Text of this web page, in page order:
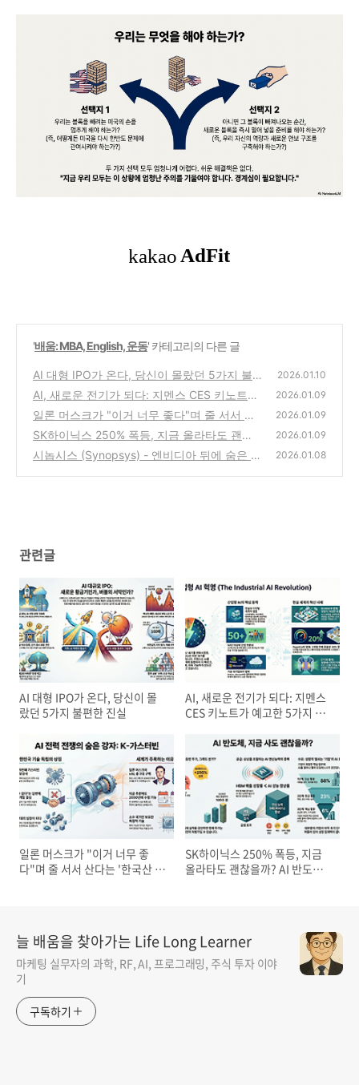
'배움: MBA, English, 운동' 카테고리의 다른 글
AI 대형 IPO가 온다, 당신이 몰랐던 5가지 불
편한 진실
(6)
2026.01.10
AI, 새로운 전기가 되다: 지멘스 CES 키노트가
예고한 5가지 산업 혁명의 미래
(7)
2026.01.09
일론 머스크가 "이거 너무 좋다"며 줄 서서 산
다는 '한국산 기계'의 정체: AI 시대의 숨은 주
인공
(4)
2026.01.09
SK하이닉스 250% 폭등, 지금 올라타도 괜찮
을까? AI 반도체의 미래를 가늠할 3가지 핵심
2026.01.09
시놉시스 (Synopsys) - 엔비디아 뒤에 숨은 진
2026.01.08
관련글
AI 대형 IPO가 온다, 당신이 몰
랐던 5가지 불편한 진실
AI, 새로운 전기가 되다: 지멘스
CES 키노트가 예고한 5가지 산
일론 머스크가 "이거 너무 좋
다"며 줄 서서 산다는 '한국산 기
SK하이닉스 250% 폭등, 지금
올라타도 괜찮을까? AI 반도체
늘 배움을 찾아가는 Life Long Learner
마케팅 실무자의 과학, RF, AI, 프로그래밍, 주식 투자 이야
기
구독하기